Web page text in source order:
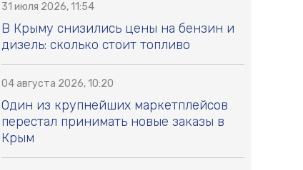
31 июля 2026, 11:54
В Крыму снизились цены на бензин и
дизель: сколько стоит топливо
04 августа 2026, 10:20
Один из крупнейших маркетплейсов
перестал принимать новые заказы в
Крым